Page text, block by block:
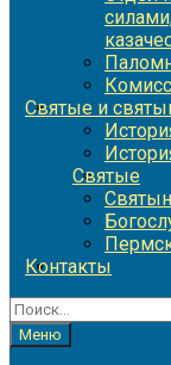
Святые и
Святые
Контакты
Найти:
Меню